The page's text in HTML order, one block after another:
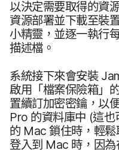
以​決定​需要​取得​的​資
資源部署​並​下載​至​裝
小精靈，​並​逐​一​執行​
描述檔。
系統​接下​來​會​安裝
啟用​「檔案​保險​箱」​
置續訂​加密​密鑰，​以​
Pro 的​資料​庫​中 (這​也​
的 Mac鎖​住​時，​輕
登入​到 Mac 時，​因